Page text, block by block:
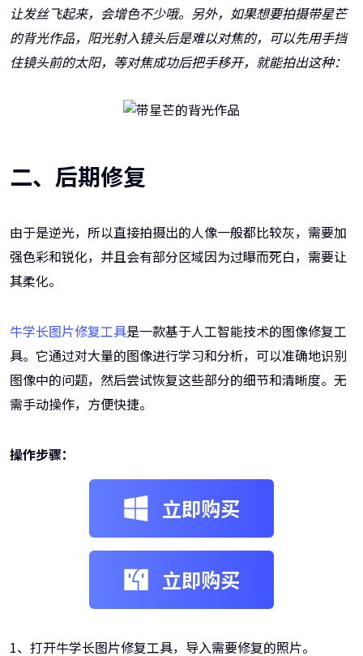
让发丝飞起来，会增色不少哦。另外，如果想要拍摄带星芒
的背光作品，阳光射入镜头后是难以对焦的，可以先用手挡
住镜头前的太阳，等对焦成功后把手移开，就能拍出这种：
二、后期修复
由于是逆光，所以直接拍摄出的人像一般都比较灰，需要加
强色彩和锐化，并且会有部分区域因为过曝而死白，需要让
其柔化。
牛学长图片修复工具是一款基于人工智能技术的图像修复工
具。它通过对大量的图像进行学习和分析，可以准确地识别
图像中的问题，然后尝试恢复这些部分的细节和清晰度。无
需手动操作，方便快捷。
操作步骤：
立即购买
立即购买
1、打开牛学长图片修复工具，导入需要修复的照片。